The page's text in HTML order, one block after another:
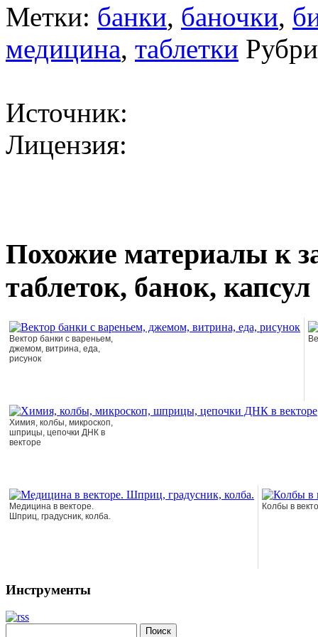
Метки: банки, баночки,
медицина, таблетки
Источник:
Лицензия:
Похожие материалы к
таблеток, банок,
Вектор банки с вареньем,
джемом, витрина, еда,
рисунок
Химия, колбы, микроскоп,
шприцы, цепочки ДНК в
векторе
Медицина в векторе.
Шприц, градусник, колба.
Колбы в
Инструменты